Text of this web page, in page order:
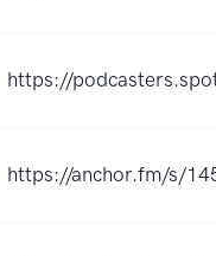
https://
https://anchor.fm/s/